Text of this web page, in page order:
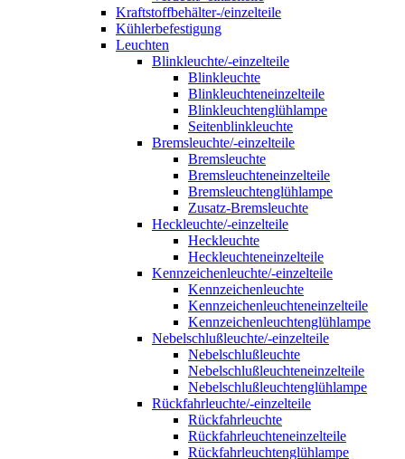
Kraftstoffbehälter-/einzelteile
Kühlerbefestigung
Leuchten
Blinkleuchte/-einzelteile
Blinkleuchte
Blinkleuchteneinzelteile
Blinkleuchtenglühlampe
Seitenblinkleuchte
Bremsleuchte/-einzelteile
Bremsleuchte
Bremsleuchteneinzelteile
Bremsleuchtenglühlampe
Zusatz-Bremsleuchte
Heckleuchte/-einzelteile
Heckleuchte
Heckleuchteneinzelteile
Kennzeichenleuchte/-einzelteile
Kennzeichenleuchte
Kennzeichenleuchteneinzelteile
Kennzeichenleuchtenglühlampe
Nebelschlußleuchte/-einzelteile
Nebelschlußleuchte
Nebelschlußleuchteneinzelteile
Nebelschlußleuchtenglühlampe
Rückfahrleuchte/-einzelteile
Rückfahrleuchte
Rückfahrleuchteneinzelteile
Rückfahrleuchtenglühlampe